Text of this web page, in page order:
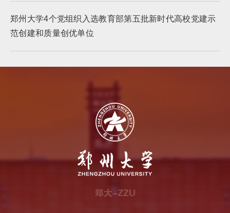
郑州大学4个党组织入选教育部第五批新时代高校党建示
范创建和质量创优单位